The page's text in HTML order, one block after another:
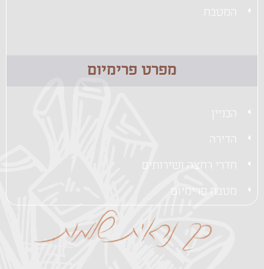
המטבח
מפרט פרימיום
הבניין
הדירה
חדרי רחצה ושירותים
מטבח פרימיום